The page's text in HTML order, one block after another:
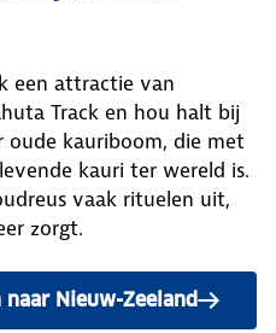
een attractie van
Track en hou halt bij
oude kauriboom, die met
kauri ter wereld is.
vaak rituelen uit,
zorgt.
Nieuw-Zeeland